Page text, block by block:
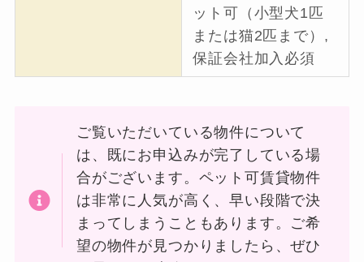
ット可（小型犬1匹
または猫2匹まで）,
保証会社加入必須
ご覧いただいている物件について
は、既にお申込みが完了している場
合がございます。ペット可賃貸物件
は非常に人気が高く、早い段階で決
まってしまうこともあります。ご希
望の物件が見つかりましたら、ぜひ